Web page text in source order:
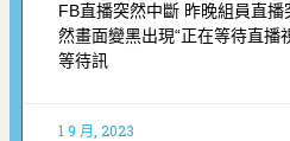
FB直播突然中斷 昨晚組員直
然畫面變黑出現“正在等待直播
等待訊
1 9 月, 2023